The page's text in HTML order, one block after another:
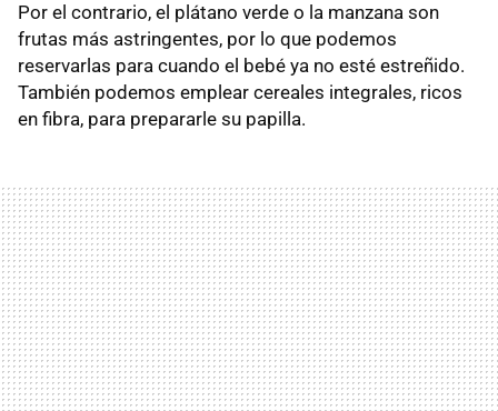
Por el contrario, el plátano verde o la manzana son
frutas más astringentes, por lo que podemos
reservarlas para cuando el bebé ya no esté estreñido.
También podemos emplear cereales integrales, ricos
en fibra, para prepararle su papilla.